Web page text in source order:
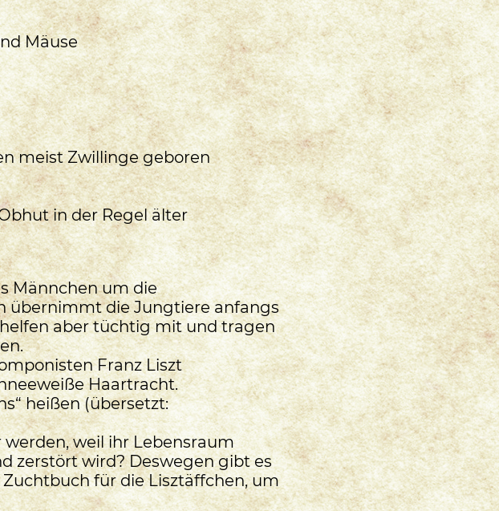
Mäuse
meist Zwillinge geboren
in der Regel älter
Männchen um die
übernimmt die Jungtiere anfangs
aber tüchtig mit und tragen
Franz Liszt
Haartracht.
heißen (übersetzt:
weil ihr Lebensraum
zerstört wird? Deswegen gibt es
für die Lisztäffchen, um